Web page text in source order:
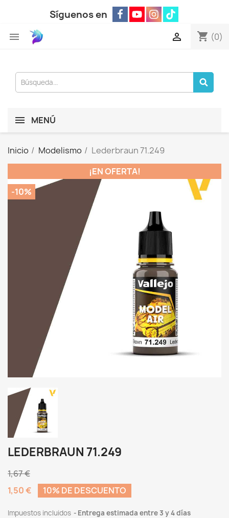
Síguenos en
 shopping_cart (0)

MENÚ
Inicio Modelismo
Lederbraun 71.249
¡EN OFERTA!
-10%
LEDERBRAUN 71.249
1,67 €
1,50 €
10% DE DESCUENTO
Impuestos incluidos Entrega estimada entre 3 y 4 días